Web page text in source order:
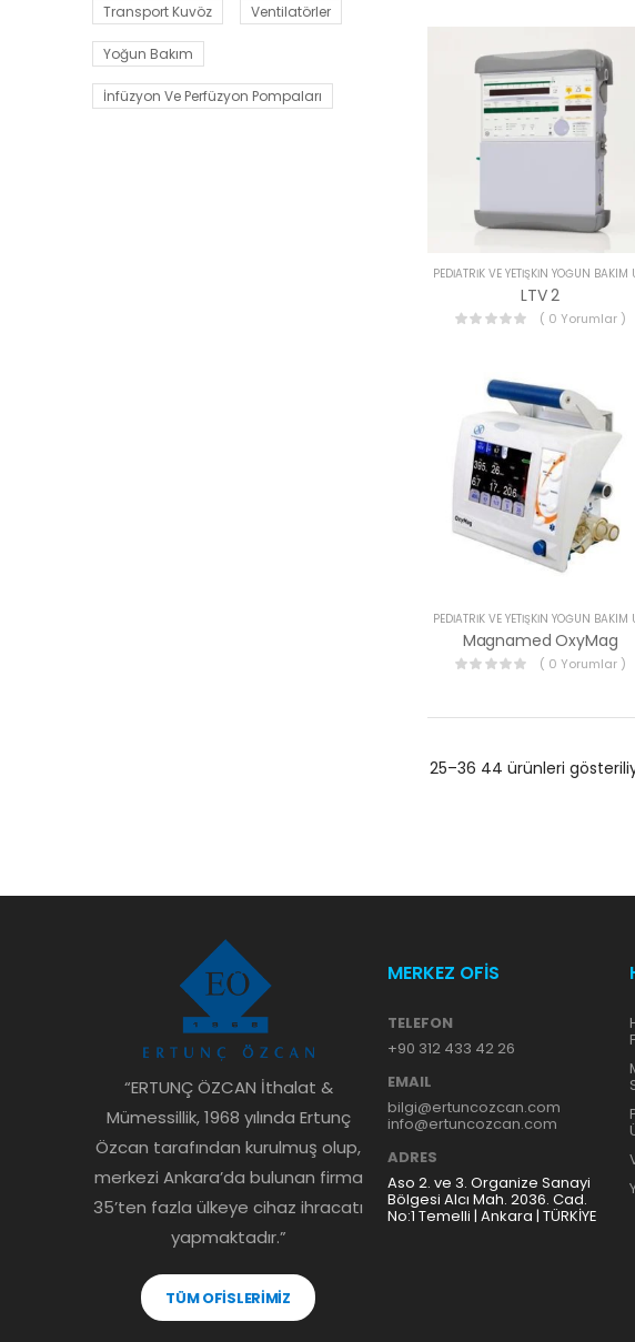
Transport Kuvöz Ventilatörler
Yoğun Bakım
İnfüzyon Ve Perfüzyon Pompaları
LTV 2
( 0 Yorumlar )
Magnamed OxyMag
( 0 Yorumlar )
25–36 44 ürünleri
“ERTUNÇ ÖZCAN İthalat &
Mümessillik, 1968 yılında Ertunç
Özcan tarafından kurulmuş olup,
merkezi Ankara’da bulunan firma
35’ten fazla ülkeye cihaz ihracatı
yapmaktadır.”
TÜM OFİSLERİMİZ
MERKEZ OFİS
TELEFON
+90 312 433 42 26
EMAIL
bilgi@ertuncozcan.com
info@ertuncozcan.com
ADRES
Aso 2. ve 3. Organize Sanayi
Bölgesi Alcı Mah. 2036. Cad.
No:1 Temelli | Ankara | TÜRKİYE